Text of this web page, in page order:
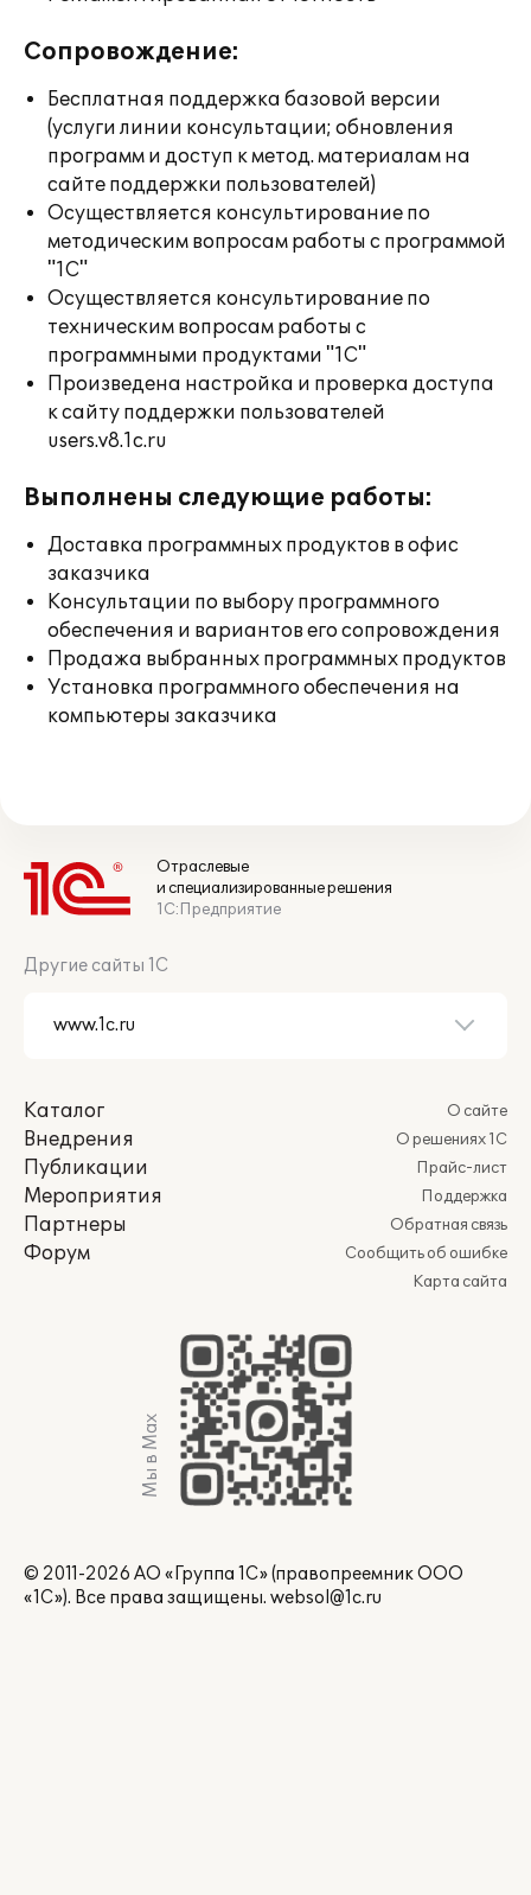
Сопровождение:
Бесплатная поддержка базовой версии
(услуги линии консультации; обновления
программ и доступ к метод. материалам на
сайте поддержки пользователей)
Осуществляется консультирование по
методическим вопросам работы с программой
"1С"
Осуществляется консультирование по
техническим вопросам работы с
программными продуктами "1С"
Произведена настройка и проверка доступа
к сайту поддержки пользователей
users.v8.1c.ru
Выполнены следующие работы:
Доставка программных продуктов в офис
заказчика
Консультации по выбору программного
обеспечения и вариантов его сопровождения
Продажа выбранных программных продуктов
Установка программного обеспечения на
компьютеры заказчика
Отраслевые
и специализированные решения
1С:Предприятие
Другие сайты 1С
Каталог
Внедрения
Публикации
Мероприятия
Партнеры
Форум
О сайте
О решениях 1С
Прайс-лист
Поддержка
Обратная связь
Сообщить об ошибке
Карта сайта
Мы в Max
© 2011-2026 АО «Группа 1С» (правопреемник ООО
«1С»). Все права защищены. websol@1c.ru